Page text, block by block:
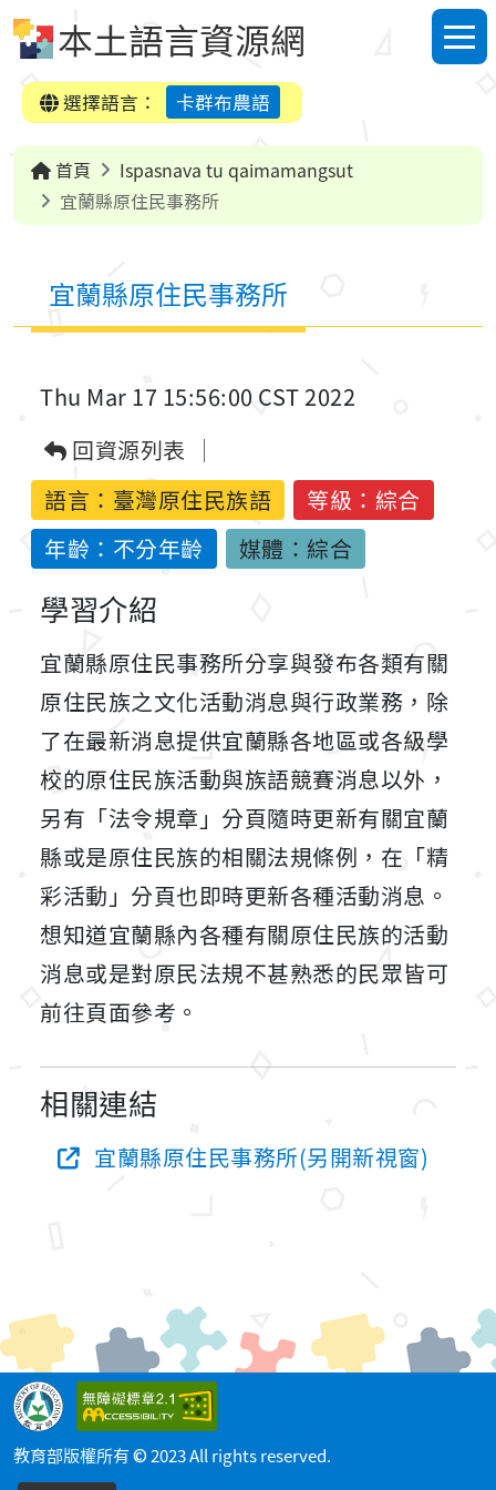
本土語言資源網
選單
選擇語言：
卡群布農語
首頁
Ispasnava tu qaimamangsut
宜蘭縣原住民事務所
宜蘭縣原住民事務所
Thu Mar 17 15:56:00 CST 2022
回資源列表
語言： 臺灣原住民族語
等級：綜合
年齡：不分年齡
媒體：綜合
學習介紹
宜蘭縣原住民事務所分享與發布各類有關
原住民族之文化活動消息與行政業務，除
了在最新消息提供宜蘭縣各地區或各級學
校的原住民族活動與族語競賽消息以外，
另有「法令規章」分頁隨時更新有關宜蘭
縣或是原住民族的相關法規條例，在「精
彩活動」分頁也即時更新各種活動消息。
想知道宜蘭縣內各種有關原住民族的活動
消息或是對原民法規不甚熟悉的民眾皆可
前往頁面參考。
相關連結
宜蘭縣原住民事務所(另開新視窗)
教育部版權所有 © 2023 All rights reserved.